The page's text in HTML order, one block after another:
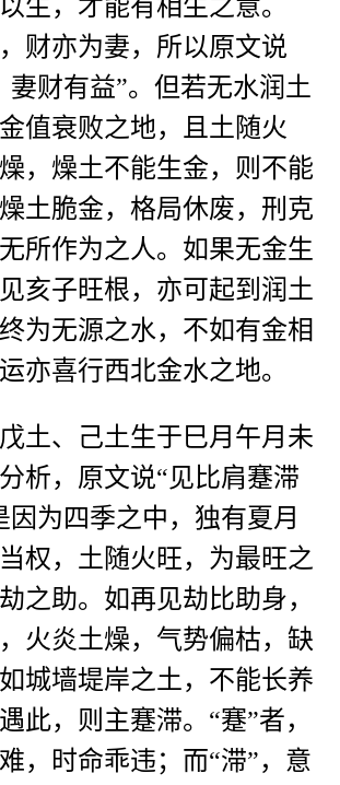
生，才能有相生之意。
财亦为妻，所以原文说
妻财有益”。但若无水润土
值衰败之地，且土随火
，燥土不能生金，则不能
土脆金，格局休废，刑克
所作为之人。如果无金生
亥子旺根，亦可起到润土
为无源之水，不如有金相
亦喜行西北金水之地。
土、己土生于巳月午月未
析，原文说“见比肩蹇滞
因为四季之中，独有夏月
权，土随火旺，为最旺之
之助。如再见劫比助身，
火炎土燥，气势偏枯，缺
城墙堤岸之土，不能长养
此，则主蹇滞。“蹇”者，
，时命乖违；而“滞”，意